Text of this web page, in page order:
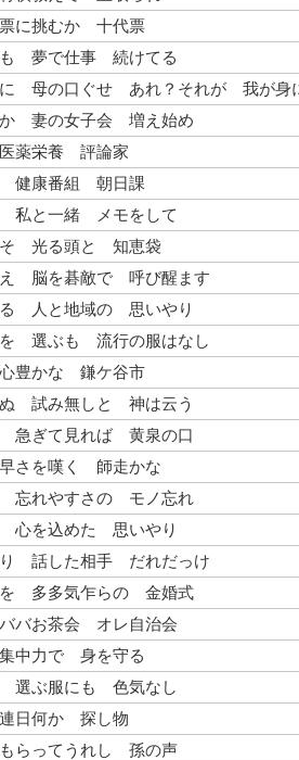
に挑むか 十代票
も 夢で仕事 続けてる
に 母の口ぐせ あれ？それが 我が身
か 妻の女子会 増え始め
薬栄養 評論家
健康番組 朝日課
私と一緒 メモをして
そ 光る頭と 知恵袋
え 脳を碁敵で 呼び醒ます
る 人と地域の 思いやり
を 選ぶも 流行の服はなし
豊かな 鎌ケ谷市
ぬ 試み無しと 神は云う
急ぎて見れば 黄泉の口
さを嘆く 師走かな
忘れやすさの モノ忘れ
心を込めた 思いやり
り 話した相手 だれだっけ
を 多多気乍らの 金婚式
バお茶会 オレ自治会
中力で 身を守る
選ぶ服にも 色気なし
日何か 探し物
らってうれし 孫の声